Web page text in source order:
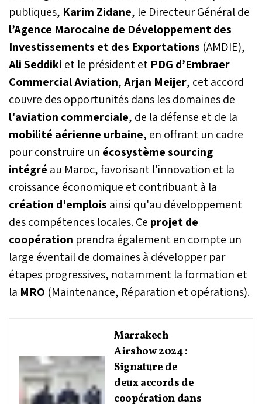
publiques, Karim Zidane, le Directeur Général de
l’Agence Marocaine de Développement des
Investissements et des Exportations (AMDIE),
Ali Seddiki et le président et PDG d’Embraer
Commercial Aviation,Arjan Meijer, cet accord
couvre des opportunités dans les domaines de
l'aviation commerciale, de la défense et de la
mobilité aérienne urbaine, en offrant un cadre
pour construire un écosystème sourcing
intégré au Maroc, favorisant l'innovation et la
croissance économique et contribuant à la
création d'emplois ainsi qu'au développement
des compétences locales. Ce projet de
coopération prendra également en compte un
large éventail de domaines à développer par
étapes progressives, notamment la formation et
la MRO (Maintenance, Réparation et opérations).
Marrakech
Airshow 2024 :
Signature de
deux accords de
coopération dans